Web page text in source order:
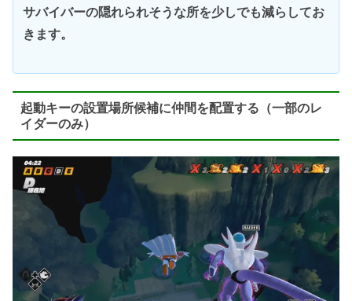
サバイバーの隠れられそうな所を少しでも減らしてお
きます。
起動キーの設置場所候補に仲間を配置する（一部のレ
イダーのみ）